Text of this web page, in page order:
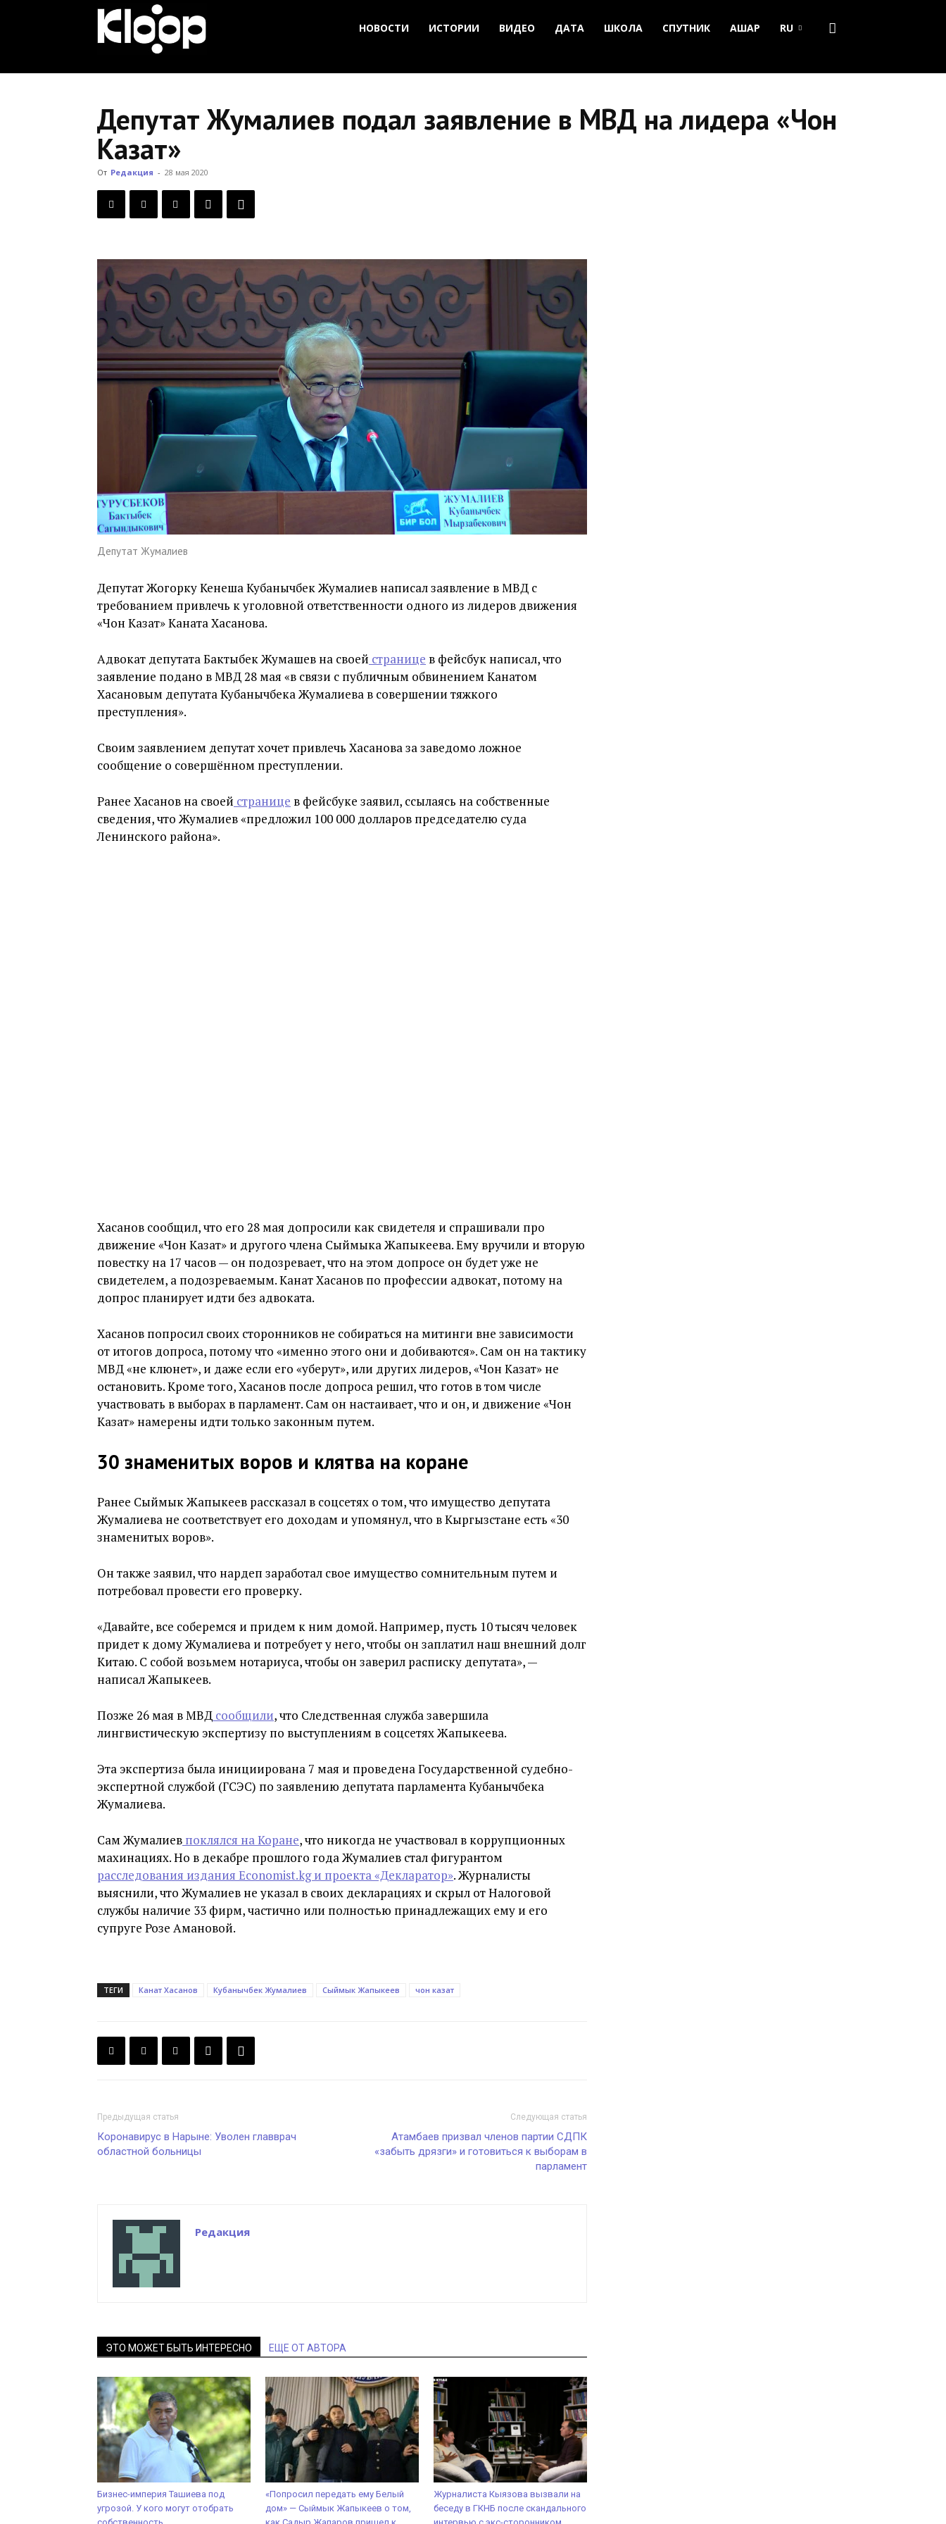
Новости
Кыргызстана
НОВОСТИ ИСТОРИИ ВИДЕО ДАТА ШКОЛА СПУТНИК АШАР RU
Депутат Жумалиев подал заявление в МВД на лидера «Чон
Казат»
От Редакция - 28 мая 2020
Депутат Жумалиев
Депутат Жогорку Кенеша Кубанычбек Жумалиев написал заявление в МВД с
требованием привлечь к уголовной ответственности одного из лидеров движения
«Чон Казат» Каната Хасанова.
Адвокат депутата Бактыбек Жумашев на своей странице в фейсбук написал, что
заявление подано в МВД 28 мая «в связи с публичным обвинением Канатом
Хасановым депутата Кубанычбека Жумалиева в совершении тяжкого
преступления».
Своим заявлением депутат хочет привлечь Хасанова за заведомо ложное
сообщение о совершённом преступлении.
Ранее Хасанов на своей странице в фейсбуке заявил, ссылаясь на собственные
сведения, что Жумалиев «предложил 100 000 долларов председателю суда
Ленинского района».
Хасанов сообщил, что его 28 мая допросили как свидетеля и спрашивали про
движение «Чон Казат» и другого члена Сыймыка Жапыкеева. Ему вручили и вторую
повестку на 17 часов — он подозревает, что на этом допросе он будет уже не
свидетелем, а подозреваемым. Канат Хасанов по профессии адвокат, потому на
допрос планирует идти без адвоката.
Хасанов попросил своих сторонников не собираться на митинги вне зависимости
от итогов допроса, потому что «именно этого они и добиваются». Сам он на тактику
МВД «не клюнет», и даже если его «уберут», или других лидеров, «Чон Казат» не
остановить. Кроме того, Хасанов после допроса решил, что готов в том числе
участвовать в выборах в парламент. Сам он настаивает, что и он, и движение «Чон
Казат» намерены идти только законным путем.
30 знаменитых воров и клятва на коране
Ранее Сыймык Жапыкеев рассказал в соцсетях о том, что имущество депутата
Жумалиева не соответствует его доходам и упомянул, что в Кыргызстане есть «30
знаменитых воров».
Он также заявил, что нардеп заработал свое имущество сомнительным путем и
потребовал провести его проверку.
«Давайте, все соберемся и придем к ним домой. Например, пусть 10 тысяч человек
придет к дому Жумалиева и потребует у него, чтобы он заплатил наш внешний долг
Китаю. С собой возьмем нотариуса, чтобы он заверил расписку депутата», —
написал Жапыкеев.
Позже 26 мая в МВД сообщили, что Следственная служба завершила
лингвистическую экспертизу по выступлениям в соцсетях Жапыкеева.
Эта экспертиза была инициирована 7 мая и проведена Государственной судебно-
экспертной службой (ГСЭС) по заявлению депутата парламента Кубанычбека
Жумалиева.
Сам Жумалиев поклялся на Коране, что никогда не участвовал в коррупционных
махинациях. Но в декабре прошлого года Жумалиев стал фигурантом
расследования издания Economist.kg и проекта «Декларатор». Журналисты
выяснили, что Жумалиев не указал в своих декларациях и скрыл от Налоговой
службы наличие 33 фирм, частично или полностью принадлежащих ему и его
супруге Розе Амановой.
ТЕГИ Канат Хасанов Кубанычбек Жумалиев Сыймык Жапыкеев чон казат
Предыдущая статья
Коронавирус в Нарыне: Уволен главврач
областной больницы
Следующая статья
Атамбаев призвал членов партии СДПК
«забыть дрязги» и готовиться к выборам в
парламент
Редакция
ЭТО МОЖЕТ БЫТЬ ИНТЕРЕСНО ЕЩЕ ОТ АВТОРА
Бизнес-империя Ташиева под
угрозой. У кого могут отобрать
«Попросил передать ему Белый
дом» — Сыймык Жапыкеев о том,
Журналиста Кыязова вызвали на
беседу в ГКНБ после скандального